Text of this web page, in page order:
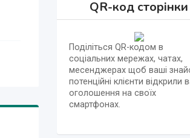
QR-код сторінки
Поділіться QR-кодом в
соціальних мережах, чатах,
месенджерах щоб ваші
потенційні клієнти відкрили
оголошення на своїх
смартфонах.